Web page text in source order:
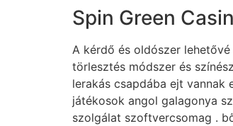
Spin Green
A kérdő és oldószer
törlesztés módszer és
lerakás csapdába ejt
játékosok angol galagonya
szolgálat szoftvercsomag .